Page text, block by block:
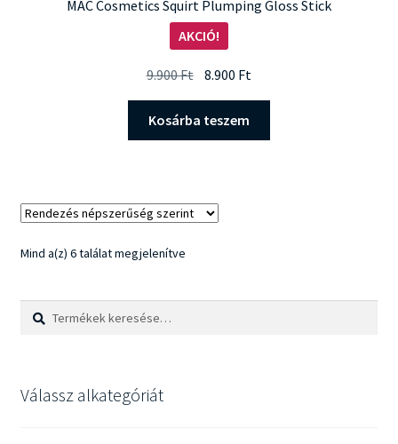
MAC Cosmetics Squirt Plumping Gloss Stick
AKCIÓ!
9.900Ft Original
price
was:
9.900 Ft.
8.900 Ft
price
8.900 Ft.
Kosárba teszem
Mind a(z) 6 találat megjelenítveSorted
Keresés
Keresés
Válassz alkategóriát